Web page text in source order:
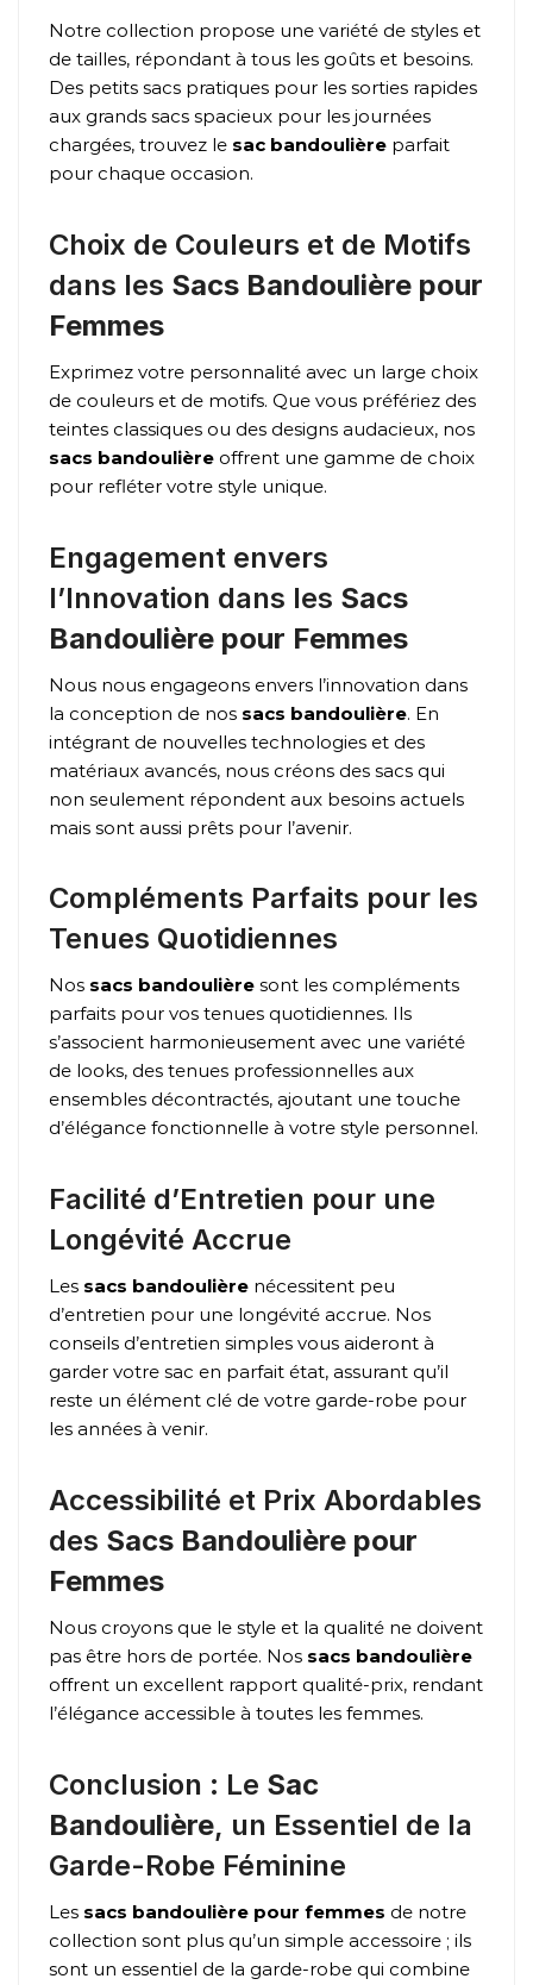
Notre collection propose une variété de styles et
de tailles, répondant à tous les goûts et besoins.
Des petits sacs pratiques pour les sorties rapides
aux grands sacs spacieux pour les journées
chargées, trouvez le sac bandoulière parfait
pour chaque occasion.
Choix de Couleurs et de Motifs
dans les Sacs Bandoulière pour
Femmes
Exprimez votre personnalité avec un large choix
de couleurs et de motifs. Que vous préfériez des
teintes classiques ou des designs audacieux, nos
sacs bandoulière offrent une gamme de choix
pour refléter votre style unique.
Engagement envers
l’Innovation dans les Sacs
Bandoulière pour Femmes
Nous nous engageons envers l’innovation dans
la conception de nos sacs bandoulière. En
intégrant de nouvelles technologies et des
matériaux avancés, nous créons des sacs qui
non seulement répondent aux besoins actuels
mais sont aussi prêts pour l’avenir.
Compléments Parfaits pour les
Tenues Quotidiennes
Nos sacs bandoulière sont les compléments
parfaits pour vos tenues quotidiennes. Ils
s’associent harmonieusement avec une variété
de looks, des tenues professionnelles aux
ensembles décontractés, ajoutant une touche
d’élégance fonctionnelle à votre style personnel.
Facilité d’Entretien pour une
Longévité Accrue
Les sacs bandoulière nécessitent peu
d’entretien pour une longévité accrue. Nos
conseils d’entretien simples vous aideront à
garder votre sac en parfait état, assurant qu’il
reste un élément clé de votre garde-robe pour
les années à venir.
Accessibilité et Prix Abordables
des Sacs Bandoulière pour
Femmes
Nous croyons que le style et la qualité ne doivent
pas être hors de portée. Nos sacs bandoulière
offrent un excellent rapport qualité-prix, rendant
l’élégance accessible à toutes les femmes.
Conclusion : Le Sac
Bandoulière, un Essentiel de la
Garde-Robe Féminine
Les sacs bandoulière pour femmes de notre
collection sont plus qu’un simple accessoire ; ils
sont un essentiel de la garde-robe qui combine